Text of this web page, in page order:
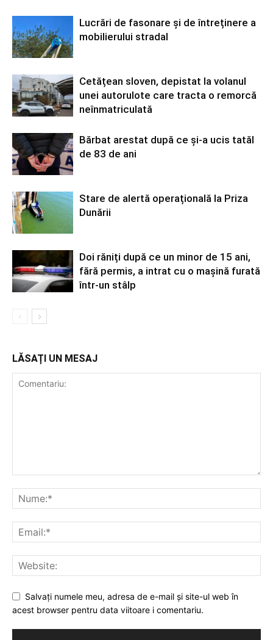
Lucrări de fasonare și de întreținere a
mobilierului stradal
Cetățean sloven, depistat la volanul
unei autorulote care tracta o remorcă
neînmatriculată
Bărbat arestat după ce și-a ucis tatăl
de 83 de ani
Stare de alertă operațională la Priza
Dunării
Doi răniți după ce un minor de 15 ani,
fără permis, a intrat cu o mașină furată
într-un stâlp
LĂSAȚI UN MESAJ
Salvați numele meu, adresa de e-mail și site-ul web în
acest browser pentru data viitoare i comentariu.